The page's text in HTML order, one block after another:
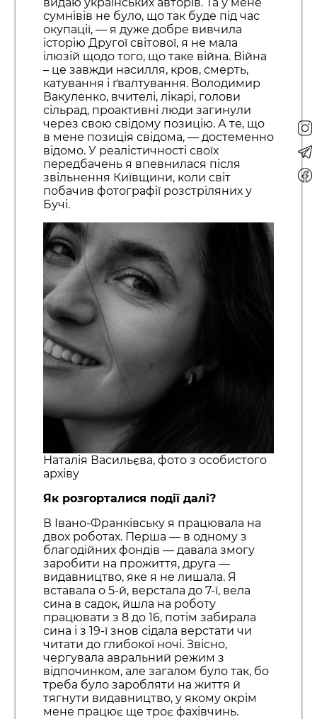
сумнівів не було, що так буде під час
окупації, — я дуже добре вивчила
історію Другої світової, я не мала
ілюзій щодо того, що таке війна. Війна
– це завжди насилля, кров, смерть,
катування і ґвалтування. Володимир
Вакуленко, вчителі, лікарі, голови
сільрад, проактивні люди загинули
через свою свідому позицію. А те, що
в мене позиція свідома, — достеменно
відомо. У реалістичності своїх
передбачень я впевнилася після
звільнення Київщини, коли світ
побачив фотографії розстріляних у
Бучі.
Наталія Васильєва, фото з особистого
архіву
Як розгорталися події далі?
В Івано-Франківську я працювала на
двох роботах. Перша — в одному з
благодійних фондів — давала змогу
заробити на прожиття, друга —
видавництво, яке я не лишала. Я
вставала о 5-й, верстала до 7-ї, вела
сина в садок, йшла на роботу
працювати з 8 до 16, потім забирала
сина і з 19-ї знов сідала верстати чи
читати до глибокої ночі. Звісно,
чергувала авральний режим з
відпочинком, але загалом було так, бо
треба було заробляти на життя й
тягнути видавництво, у якому окрім
мене працює ще троє фахівчинь.